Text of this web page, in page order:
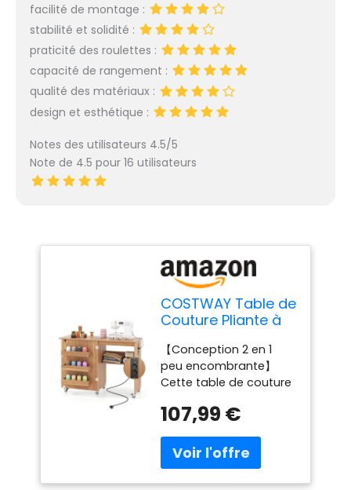
facilité de montage :
stabilité et solidité :
praticité des roulettes :
capacité de rangement :
qualité des matériaux :
design et esthétique :
Notes des utilisateurs 4.5/5
Note de 4.5 pour 16 utilisateurs
COSTWAY Table de
Couture Pliante à
pour Machine à
Coudre Roulante
avec Étagère de
Rangement, 3 Bacs
Cachés, Meuble
Couture pour
Salon, Bureau,
Studio (Naturel)
【Conception 2 en 1
peu encombrante】
Cette table de couture
grande surface de
facilement pour former
un meuble de
rangement compact
107,99 €